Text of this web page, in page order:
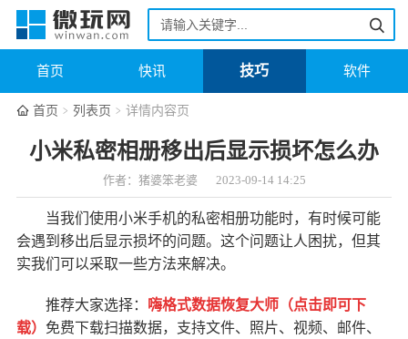
首页 快讯 技巧 软件
首页 列表页 详情内容页
小米私密相册移出后显示损坏怎么办
作者：猪婆笨老婆 2023-09-14 14:25
当我们使用小米手机的私密相册功能时，有时候可能
会遇到移出后显示损坏的问题。这个问题让人困扰，但其
实我们可以采取一些方法来解决。
推荐大家选择： 嗨格式数据恢复大师（点击即可下
载） 免费下载扫描数据，支持文件、照片、视频、邮件、